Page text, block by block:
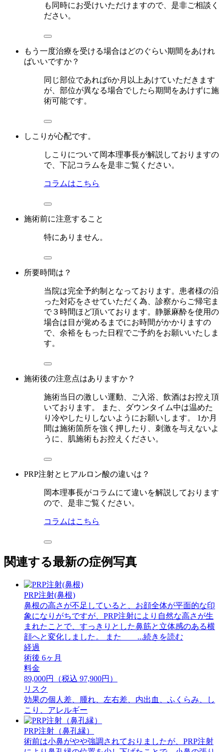
も同時にお受けいただけますので、是非ご相談く
ださい。
もう一度治療を受ける場合はどのぐらい期間をあけれ
ばいいですか？
同じ部位であれば6か月以上あけていただきます
が、部位が異なる場合でしたら期間をあけずに施
術可能です。
しこりが心配です。
しこりについて岡本理事長が解説しておりますの
で、下記コラムを是非ご覧ください。
コラムはこちら
施術前に注意すること
特にありません。
所要時間は？
当院は完全予約制となっております。患者様の沿
った対応をさせていただく為、診察からご帰宅ま
で３時間ほど頂いております。静脈麻酔を使用の
場合は目が覚めるまでにお時間がかかりますの
で、余裕をもった日程でご予約をお願いいたしま
す。
施術後の注意点はありますか？
施術当日の激しい運動、ご入浴、飲酒はお控え頂
いております。 また、ダウンタイム中は温めた
り冷やしたりしないようにお願いします。 1か月
間は施術箇所を強く押したり、刺激を与えないよ
うに、肌施術もお控えください。
PRP注射とヒアルロン酸の違いは？
岡本理事長がコラムにて違いを解説しております
ので、是非ご覧ください。
コラムはこちら
関連する最新の症例写真
PRP注射(鼻根)
鼻根の高さが不足していると、お顔全体が平面的な印
象になりがちですが、PRP注射により自然な高さが生
まれたことで、すっきりとした鼻筋と立体感のある横
顔へと変化しました。 また ...続きを読む
経過
術後 6ヶ月
料金
89,000円（税込 97,900円）
リスク
効果の個人差、腫れ、左右差、内出血、ふくらみ、し
こり、アレルギー
PRP注射（鼻孔縁）
術前は小鼻がやや強調されておりましたが、PRP注射